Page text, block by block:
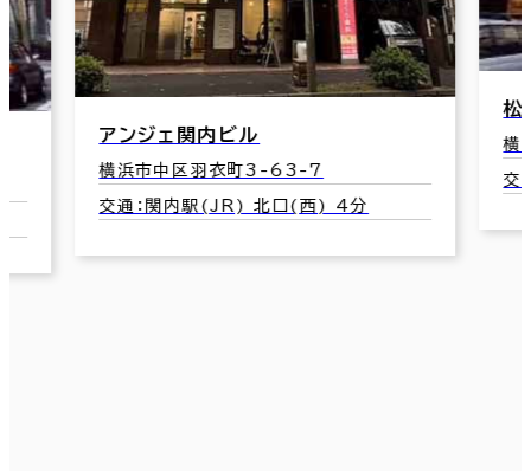
アンジェ関内ビル
横浜市中区羽衣町3-63-7
交通：関内駅(JR) 北口(西) 4分
松
横
交